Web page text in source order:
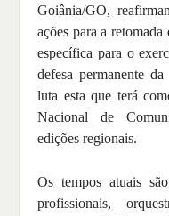
Goiânia/GO,
ações para a
específica para o
defesa permanente
luta esta que terá
Nacional de
edições regionais.
Os tempos atuais
profissionais,